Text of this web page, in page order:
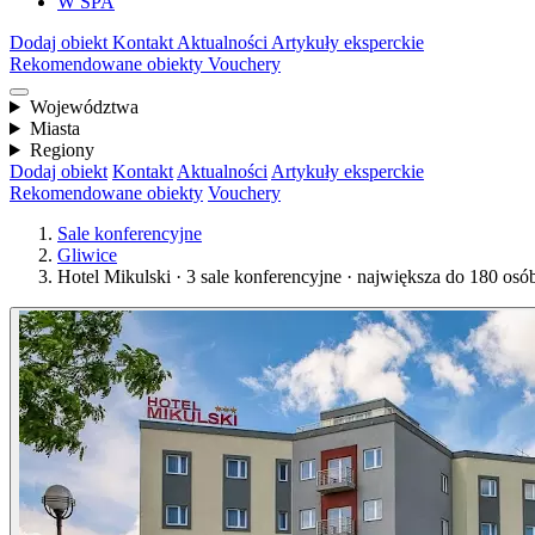
Dodaj obiekt Kontakt Aktualności Artykuły eksperckie
Rekomendowane obiekty Vouchery
Województwa
Miasta
Regiony
Dodaj obiekt Kontakt Aktualności Artykuły eksperckie
Rekomendowane obiekty Vouchery
Sale konferencyjne
Gliwice
Hotel Mikulski · 3 sale konferencyjne · największa do 180